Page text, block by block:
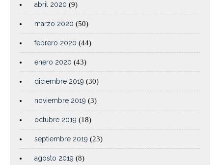
abril 2020 (9)
marzo 2020 (50)
febrero 2020 (44)
enero 2020 (43)
diciembre 2019 (30)
noviembre 2019 (3)
octubre 2019 (18)
septiembre 2019 (23)
agosto 2019 (8)